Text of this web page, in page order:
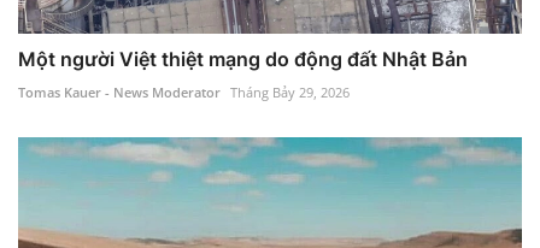
Một người Việt thiệt mạng do động đất Nhật Bản
Tomas Kauer - News Moderator Tháng Bảy 29, 2026